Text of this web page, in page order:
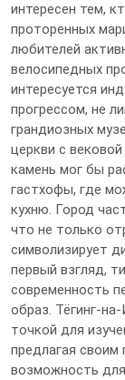
интересен тем,
проторенных
любителей
велосипедных
интересуется
прогрессом, не
грандиозных
церкви с
камень мог бы
гастхофы, где
кухню. Город
что не только
символизирует
первый взгляд,
современность
образ. Тёгинг-
точкой для
предлагая своим
возможность